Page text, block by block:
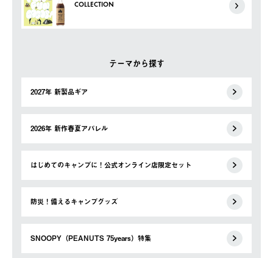
COLLECTION
テーマから探す
2027年 新製品ギア
2026年 新作春夏アパレル
はじめてのキャンプに！公式オンライン店限定セット
防災！備えるキャンプグッズ
SNOOPY（PEANUTS 75years）特集